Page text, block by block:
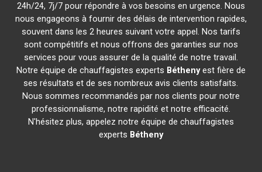
24h/24, 7j/7 pour répondre à vos besoins en urgence. Nous
nous engageons à fournir des délais de intervention rapides,
souvent dans les 2 heures suivant votre appel. Nos tarifs
sont compétitifs et nous offrons des garanties sur nos
services pour vous assurer de la qualité de notre travail.
Notre équipe de chauffagistes experts Béthenyest fière de
ses résultats et de ses nombreux avis clients satisfaits.
Nous sommes recommandés par nos clients pour notre
professionnalisme, notre rapidité et notre efficacité.
N'hésitez plus, appelez notre équipe de chauffagistes
experts Bétheny